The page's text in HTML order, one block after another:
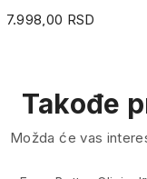
7.998,00 RSD
Takođe
Možda će vas